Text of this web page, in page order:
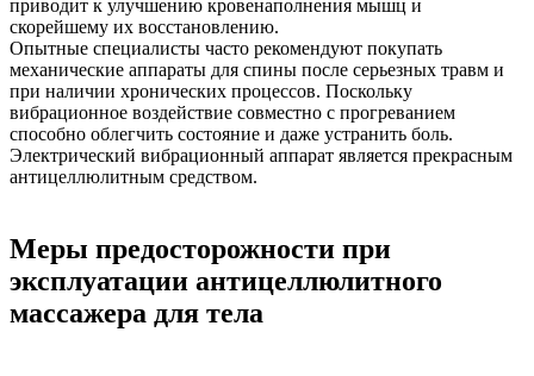
приводит к улучшению кровенаполнения мышц и
скорейшему их восстановлению.
Опытные специалисты часто рекомендуют покупать
механические аппараты для спины после серьезных травм и
при наличии хронических процессов. Поскольку
вибрационное воздействие совместно с прогреванием
способно облегчить состояние и даже устранить боль.
Электрический вибрационный аппарат является прекрасным
антицеллюлитным средством.
Меры предосторожности при
эксплуатации антицеллюлитного
массажера для тела